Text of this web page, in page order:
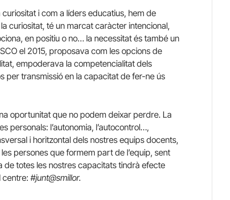
i com a líders educatius, hem de
curiositat, té un marcat caràcter intencional,
en positiu o no… la necessitat és també un
el 2015, proposava com les opcions de
empoderava la competencialitat dels
per transmissió en la capacitat de fer-ne ús
oportunitat que no podem deixar perdre. La
personals: l’autonomia, l’autocontrol…,
i horitzontal dels nostres equips docents,
persones que formem part de l’equip, sent
de totes les nostres capacitats tindrà efecte
centre: #junt@smillor.